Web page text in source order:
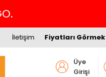
Fiyatları
İletişim
Üye
Girişi